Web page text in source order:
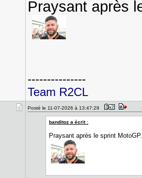
Praysant après
---------------
Team R2CL
Posté le 11-07-2026 à 13:47:29
banditoz a écrit :
Praysant après le sprint